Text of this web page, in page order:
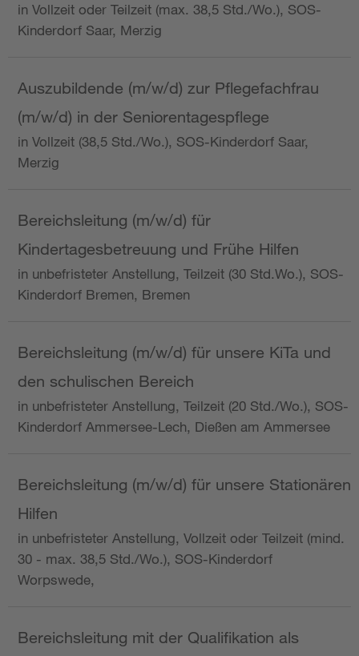
in Vollzeit oder Teilzeit (max. 38,5 Std./Wo.), SOS-
Kinderdorf Saar, Merzig
Auszubildende (m/w/d) zur Pflegefachfrau
(m/w/d) in der Seniorentagespflege
in Vollzeit (38,5 Std./Wo.), SOS-Kinderdorf Saar,
Merzig
Bereichsleitung (m/w/d) für
Kindertagesbetreuung und Frühe Hilfen
in unbefristeter Anstellung, Teilzeit (30 Std.Wo.), SOS-
Kinderdorf Bremen, Bremen
Bereichsleitung (m/w/d) für unsere KiTa und
den schulischen Bereich
in unbefristeter Anstellung, Teilzeit (20 Std./Wo.), SOS-
Kinderdorf Ammersee-Lech, Dießen am Ammersee
Bereichsleitung (m/w/d) für unsere Stationären
Hilfen
in unbefristeter Anstellung, Vollzeit oder Teilzeit (mind.
30 - max. 38,5 Std./Wo.), SOS-Kinderdorf
Worpswede,
Bereichsleitung mit der Qualifikation als